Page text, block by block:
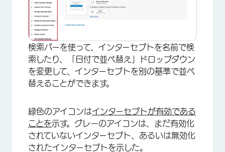
検索バーを使って、インターセプトを名前で検
索したり、「日付で並べ替え」ドロップダウン
を変更して、インターセプトを別の基準で並べ
替えることができます。
緑色のアイコンはインターセプトが有効である
ことを示す。グレーのアイコンは、まだ有効化
されていないインターセプト、あるいは無効化
されたインターセプトを示した。